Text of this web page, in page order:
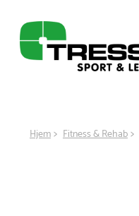
Hjem Fitness & Rehab